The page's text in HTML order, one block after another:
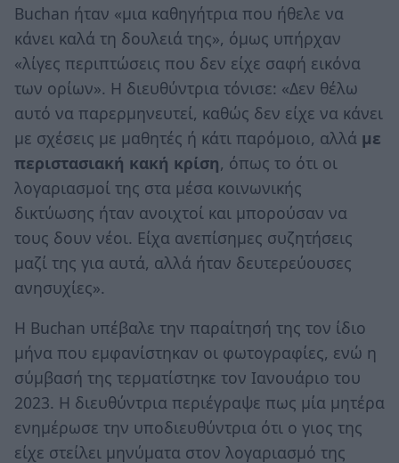
Buchan ήταν «μια καθηγήτρια που ήθελε να
κάνει καλά τη δουλειά της», όμως υπήρχαν
«λίγες περιπτώσεις που δεν είχε σαφή εικόνα
των ορίων». Η διευθύντρια τόνισε: «Δεν θέλω
αυτό να παρερμηνευτεί, καθώς δεν είχε να κάνει
με σχέσεις με μαθητές ή κάτι παρόμοιο, αλλά με
περιστασιακή κακή κρίση, όπως το ότι οι
λογαριασμοί της στα μέσα κοινωνικής
δικτύωσης ήταν ανοιχτοί και μπορούσαν να
τους δουν νέοι. Είχα ανεπίσημες συζητήσεις
μαζί της για αυτά, αλλά ήταν δευτερεύουσες
ανησυχίες».
Η Buchan υπέβαλε την παραίτησή της τον ίδιο
μήνα που εμφανίστηκαν οι φωτογραφίες, ενώ η
σύμβασή της τερματίστηκε τον Ιανουάριο του
2023. Η διευθύντρια περιέγραψε πως μία μητέρα
ενημέρωσε την υποδιευθύντρια ότι ο γιος της
είχε στείλει μηνύματα στον λογαριασμό της